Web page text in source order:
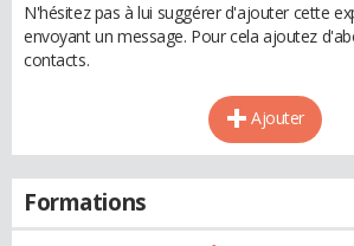
N'hésitez pas à lui suggérer d'ajouter cette
envoyant un message. Pour cela ajoutez
contacts.
Ajouter
Formations